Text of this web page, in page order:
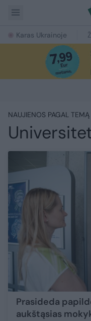
Karas Ukrainoje
NAUJIENOS PAGAL TEMĄ
Prasideda
aukštąsias